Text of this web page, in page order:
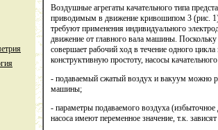
Воздушные агрегаты качательного типа
приводимым в движение кривошипом 3 (рис.
требуют применения индивидуального
движение от главного вала машины.
совершает рабочий ход в течение одного
конструктивную простоту, насосы
- подаваемый сжатый воздух и вакуум можно
машины;
- параметры подаваемого воздуха (избыточное
насоса имеют переменное значение, т.к.